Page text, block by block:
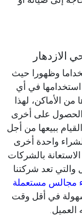
وظهورا حيث
استخدامها في أي
من الأماكن، لهذا
على أخرى
ببيعها من أجل
واحدة أخرى
بالشركات
والتي تعد شركتنا
مجالس مستعملة
في أقل وقت